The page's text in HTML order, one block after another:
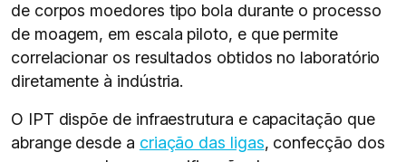
de corpos moedores tipo bola durante o processo
de moagem, em escala piloto, e que permite
correlacionar os resultados obtidos no laboratório
diretamente à indústria.
O IPT dispõe de infraestrutura e capacitação que
abrange desde a criação das ligas, confecção dos